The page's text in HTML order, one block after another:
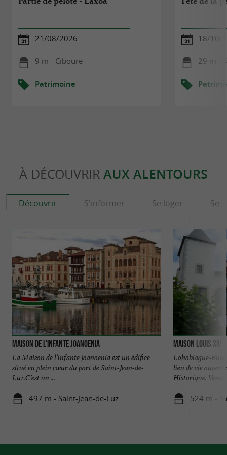
21/08/2026
9 m - Ciboure
Patrimoine
18/10/
29 m -
À DÉCOUVRIR AUX ALENTOURS
Découvrir S'informer Se loger Se
Maison de l'Infante Joanoenia
La Maison de l’Infante Joanoenia est un édifice
situé en plein cœur du port de Saint-Jean-de-
Luz.C’est un ...
497 m - Saint-Jean-de-Luz
Maison Louis XIV
Lohobiague-
lieu de vie ouvert
Historique. Venez
524 m -